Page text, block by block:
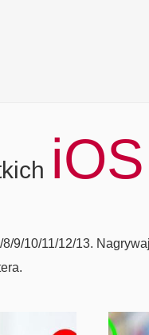
iOS
9/10/11/12/13.